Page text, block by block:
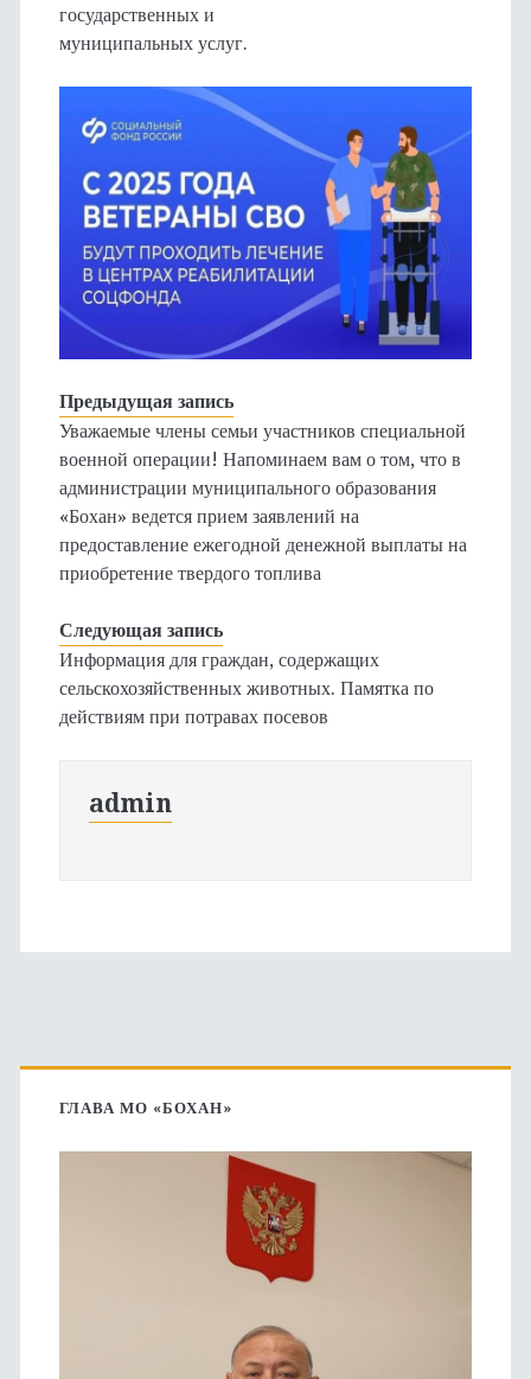
государственных и
муниципальных услуг.
Предыдущая запись
Уважаемые члены семьи участников специальной
военной операции! Напоминаем вам о том, что в
администрации муниципального образования
«Бохан» ведется прием заявлений на
предоставление ежегодной денежной выплаты на
приобретение твердого топлива
Следующая запись
Информация для граждан, содержащих
сельскохозяйственных животных. Памятка по
действиям при потравах посевов
admin
Основная
боковая
ГЛАВА МО «БОХАН»